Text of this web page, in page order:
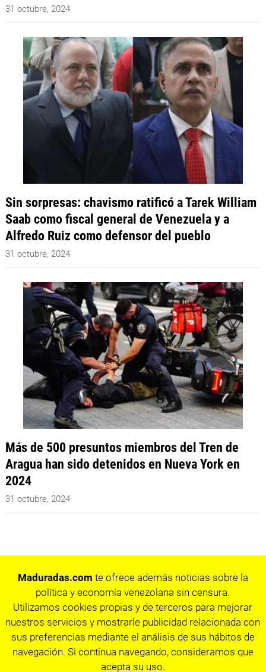
31 octubre, 2024
Sin sorpresas: chavismo ratificó a Tarek William
Saab como fiscal general de Venezuela y a
Alfredo Ruiz como defensor del pueblo
31 octubre, 2024
Más de 500 presuntos miembros del Tren de
Aragua han sido detenidos en Nueva York en
2024
31 octubre, 2024
Maduradas.com te ofrece además noticias sobre la
política y economía venezolana sin censura.
Utilizamos cookies propias y de terceros para mejorar
nuestros servicios y mostrarle publicidad relacionada con
sus preferencias mediante el análisis de sus hábitos de
navegación. Si continua navegando, consideramos que
acepta su uso.